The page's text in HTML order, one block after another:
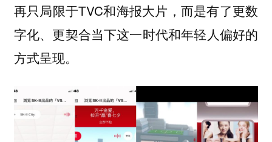
再只局限于TVC和海报大片，而是有了更数
字化、更契合当下这一时代和年轻人偏好的
方式呈现。